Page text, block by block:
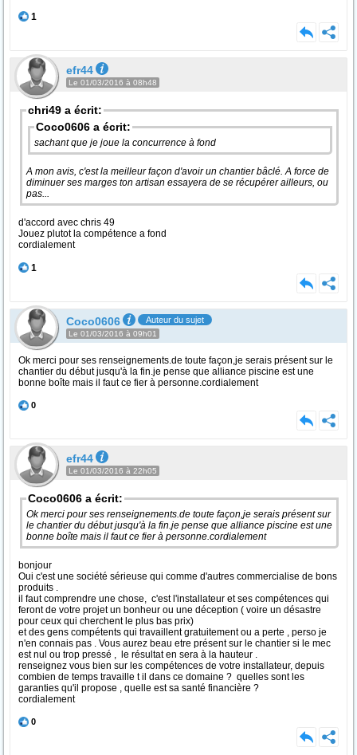
1
efr44
Le 01/03/2016 à 08h48
chri49 a écrit:
Coco0606 a écrit:
sachant que je joue la concurrence à fond
A mon avis, c'est la meilleur façon d'avoir un chantier bâclé. A force de
diminuer ses marges ton artisan essayera de se récupérer ailleurs, ou
pas...
d'accord avec chris 49
Jouez plutot la compétence a fond
cordialement
1
Coco0606 Auteur du sujet
Le 01/03/2016 à 09h01
Ok merci pour ses renseignements.de toute façon,je serais présent sur le
chantier du début jusqu'à la fin.je pense que alliance piscine est une
bonne boîte mais il faut ce fier à personne.cordialement
0
efr44
Le 01/03/2016 à 22h05
Coco0606 a écrit:
Ok merci pour ses renseignements.de toute façon,je serais présent sur
le chantier du début jusqu'à la fin.je pense que alliance piscine est une
bonne boîte mais il faut ce fier à personne.cordialement
bonjour
Oui c'est une société sérieuse qui comme d'autres commercialise de bons
produits .
il faut comprendre une chose, c'est l'installateur et ses compétences qui
feront de votre projet un bonheur ou une déception ( voire un désastre
pour ceux qui cherchent le plus bas prix)
et des gens compétents qui travaillent gratuitement ou a perte , perso je
n'en connais pas . Vous aurez beau etre présent sur le chantier si le mec
est nul ou trop pressé , le résultat en sera à la hauteur .
renseignez vous bien sur les compétences de votre installateur, depuis
combien de temps travaille t il dans ce domaine ? quelles sont les
garanties qu'il propose , quelle est sa santé financière ?
cordialement
0